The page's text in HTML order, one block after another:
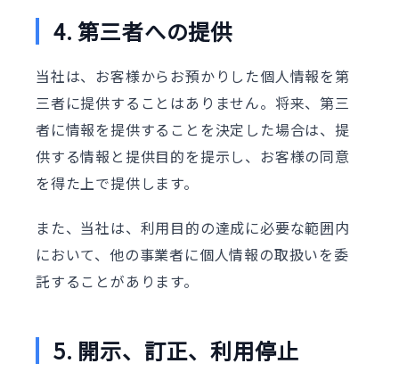
4. 第三者への提供
当社は、お客様からお預かりした個人情報を第
三者に提供することはありません。将来、第三
者に情報を提供することを決定した場合は、提
供する情報と提供目的を提示し、お客様の同意
を得た上で提供します。
また、当社は、利用目的の達成に必要な範囲内
において、他の事業者に個人情報の取扱いを委
託することがあります。
5. 開示、訂正、利用停止